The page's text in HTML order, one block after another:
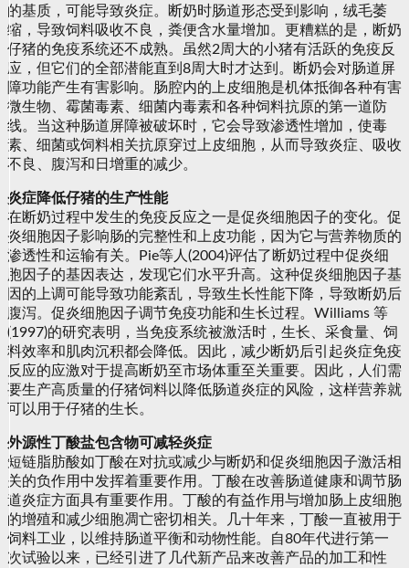
的基质，可能导致炎症。断奶时肠道形态受到影响，绒毛萎
缩，导致饲料吸收不良，粪便含水量增加。更糟糕的是，断奶
仔猪的免疫系统还不成熟。虽然2周大的小猪有活跃的免疫反
应，但它们的全部潜能直到8周大时才达到。断奶会对肠道屏
障功能产生有害影响。肠腔内的上皮细胞是机体抵御各种有害
微生物、霉菌毒素、细菌内毒素和各种饲料抗原的第一道防
线。当这种肠道屏障被破坏时，它会导致渗透性增加，使毒
素、细菌或饲料相关抗原穿过上皮细胞，从而导致炎症、吸收
不良、腹泻和日增重的减少。
炎症降低仔猪的生产性能
在断奶过程中发生的免疫反应之一是促炎细胞因子的变化。促
炎细胞因子影响肠的完整性和上皮功能，因为它与营养物质的
渗透性和运输有关。Pie等人(2004)评估了断奶过程中促炎细
胞因子的基因表达，发现它们水平升高。这种促炎细胞因子基
因的上调可能导致功能紊乱，导致生长性能下降，导致断奶后
腹泻。促炎细胞因子调节免疫功能和生长过程。Williams 等
(1997)的研究表明，当免疫系统被激活时，生长、采食量、饲
料效率和肌肉沉积都会降低。因此，减少断奶后引起炎症免疫
反应的应激对于提高断奶至市场体重至关重要。因此，人们需
要生产高质量的仔猪饲料以降低肠道炎症的风险，这样营养就
可以用于仔猪的生长。
外源性丁酸盐包含物可减轻炎症
短链脂肪酸如丁酸在对抗或减少与断奶和促炎细胞因子激活相
关的负作用中发挥着重要作用。丁酸在改善肠道健康和调节肠
道炎症方面具有重要作用。丁酸的有益作用与增加肠上皮细胞
的增殖和减少细胞凋亡密切相关。几十年来，丁酸一直被用于
饲料工业，以维持肠道平衡和动物性能。自80年代进行第一
次试验以来，已经引进了几代新产品来改善产品的加工和性